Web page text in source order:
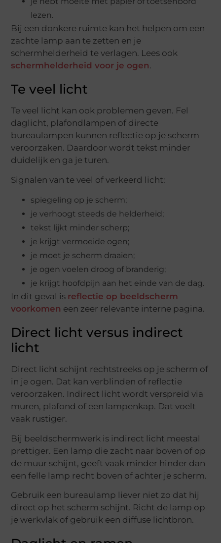
lezen.
Bij een donkere ruimte kan het helpen om een
zachte lamp aan te zetten en je
schermhelderheid te verlagen. Lees ook
schermhelderheid voor je ogen.
Te veel licht
Te veel licht kan ook problemen geven. Fel
daglicht, plafondlampen of directe
bureaulampen kunnen reflectie op je scherm
veroorzaken. Daardoor wordt tekst minder
duidelijk en ga je turen.
Signalen van te veel of verkeerd licht:
spiegeling op je scherm;
je verhoogt steeds de helderheid;
tekst lijkt minder scherp;
je krijgt vermoeide ogen;
je moet je scherm draaien;
je ogen voelen droog of branderig;
je krijgt hoofdpijn aan het einde van de dag.
In dit geval is reflectie op beeldscherm
voorkomen een zeer relevante interne pagina.
Direct licht versus indirect
licht
Direct licht schijnt rechtstreeks op je scherm of
in je ogen. Dat kan verblinden of reflectie
veroorzaken. Indirect licht wordt verspreid via
muren, plafond of een lampenkap. Dat voelt
vaak rustiger.
Bij beeldschermwerk is indirect licht meestal
prettiger. Een lamp die zacht naar boven of op
de muur schijnt, geeft vaak minder hinder dan
een felle lamp recht boven of achter je scherm.
Gebruik een bureaulamp liever niet zo dat hij
direct op het scherm schijnt. Richt de lamp op
je werkvlak of gebruik een diffuse lichtbron.